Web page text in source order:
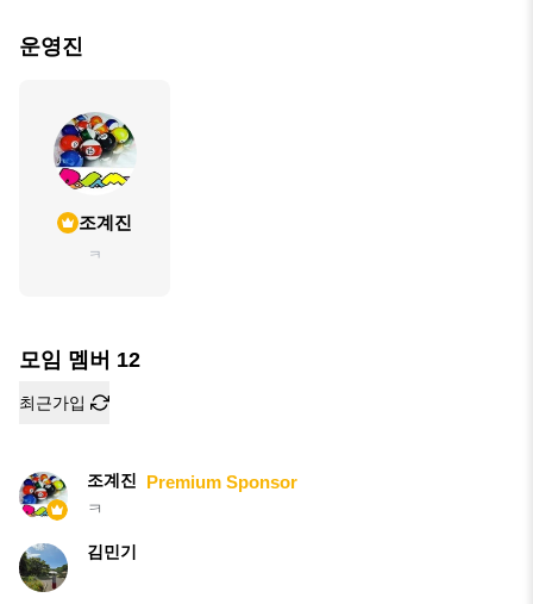
운영진
조계진
ㅋ
모임 멤버 12
최근가입
조계진 Premium Sponsor
ㅋ
김민기